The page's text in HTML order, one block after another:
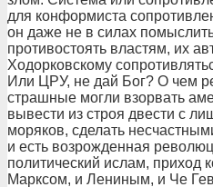
для конформиста
он даже не в силах
противостоять властям, их
Ходорковскому
Или ЦРУ, не дай Бог? О чем
страшные могли взорвать
вывести из строя двести с
моряков, сделать
и есть возрожденная
политический ислам, приход
Марксом, и Лениным, и Че